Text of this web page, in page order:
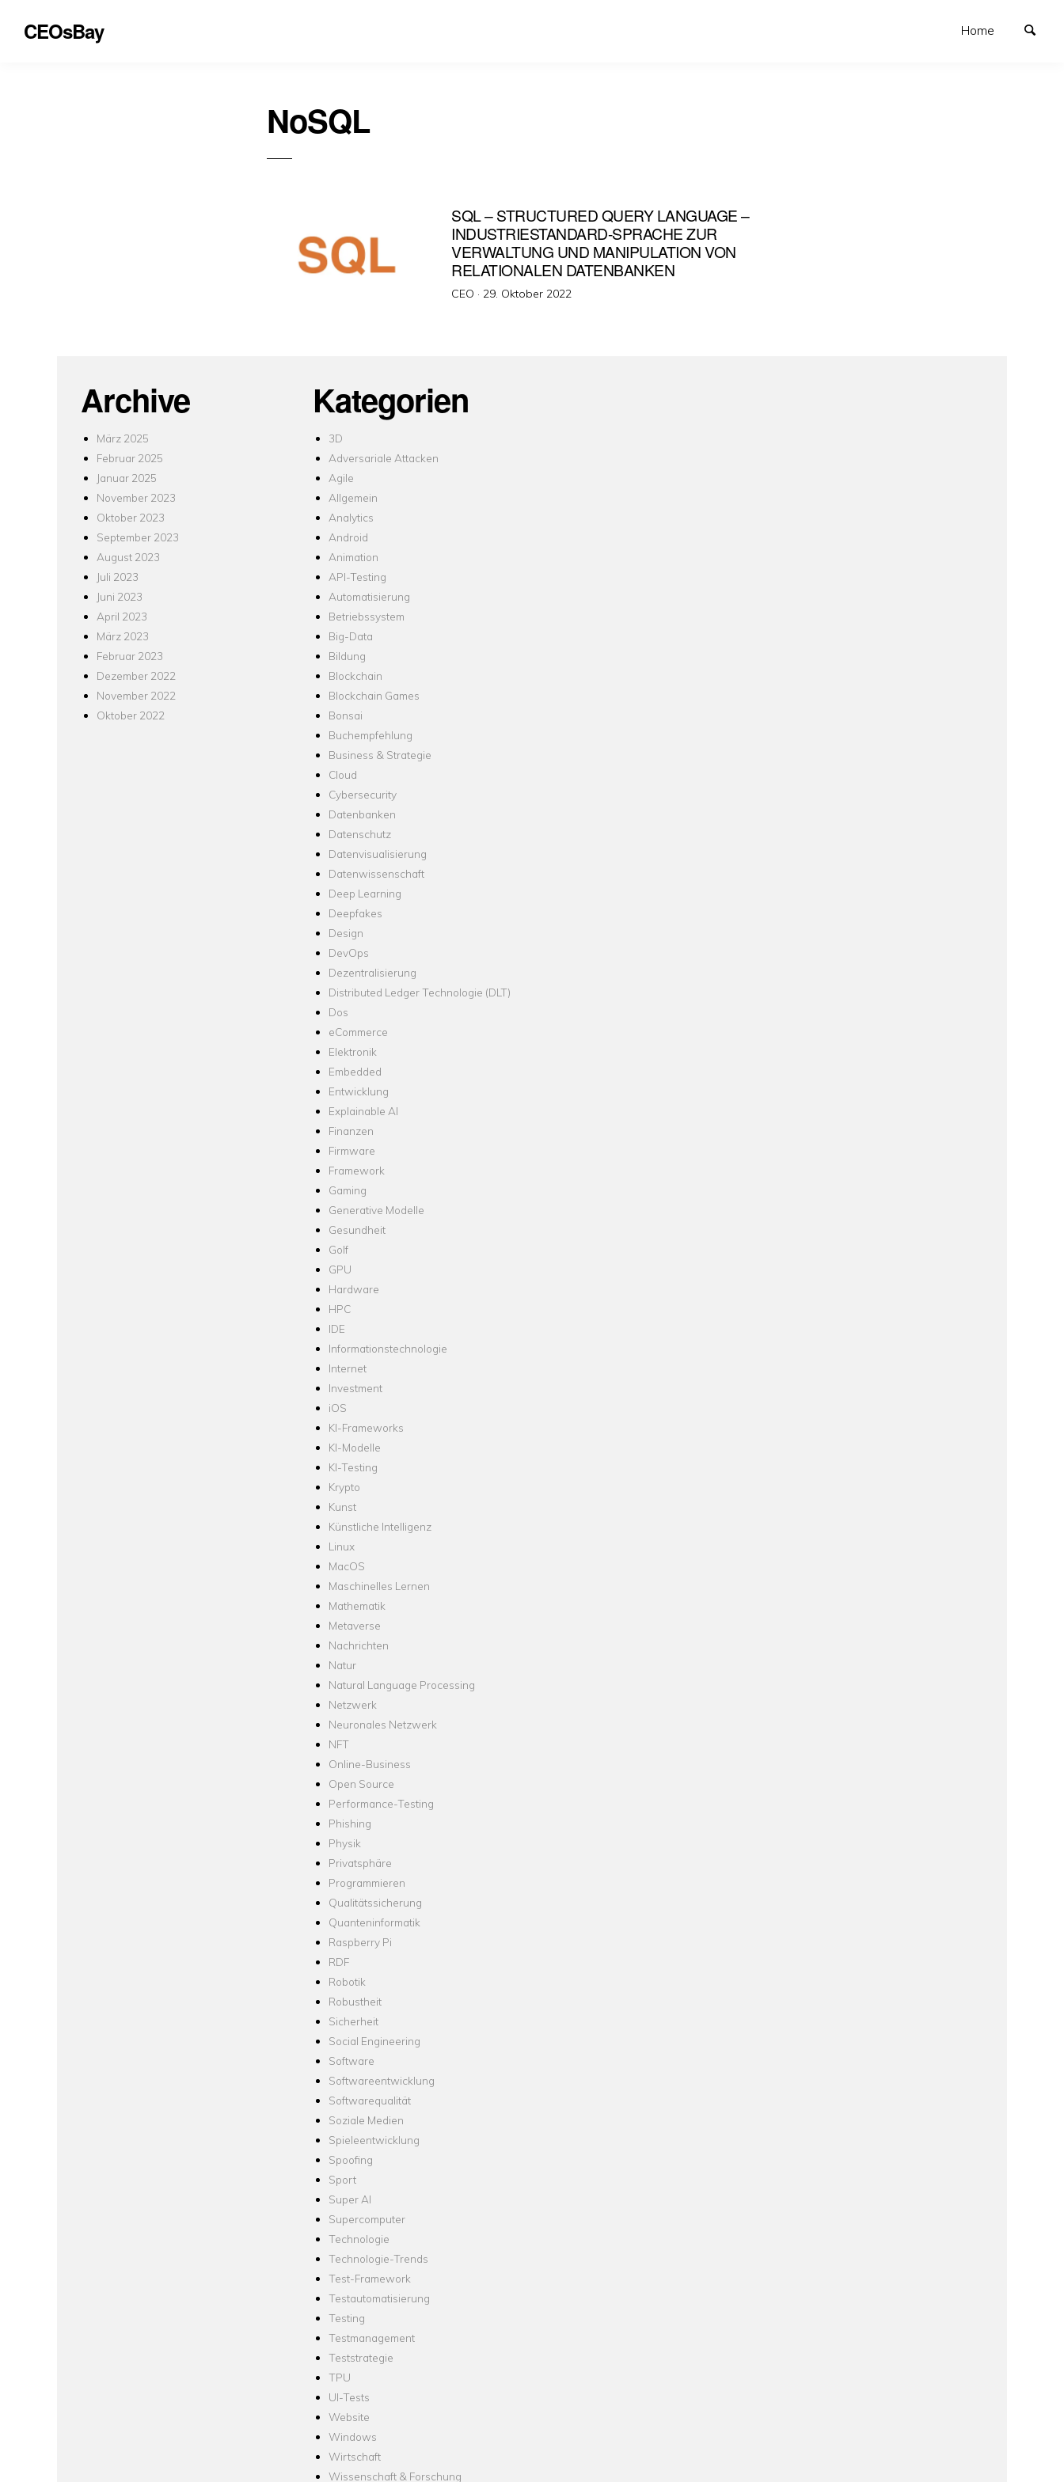
CEOsBay Home
NoSQL
SQL – STRUCTURED QUERY LANGUAGE –
INDUSTRIESTANDARD-SPRACHE ZUR
VERWALTUNG UND MANIPULATION VON
RELATIONALEN DATENBANKEN
CEO · Veröffentlicht
29. Oktober 2022
Archive
März 2025
Februar 2025
Januar 2025
November 2023
Oktober 2023
September 2023
August 2023
Juli 2023
Juni 2023
April 2023
März 2023
Februar 2023
Dezember 2022
November 2022
Oktober 2022
Kategorien
3D
Adversariale Attacken
Agile
Allgemein
Analytics
Android
Animation
API-Testing
Automatisierung
Betriebssystem
Big-Data
Bildung
Blockchain
Blockchain Games
Bonsai
Buchempfehlung
Business & Strategie
Cloud
Cybersecurity
Datenbanken
Datenschutz
Datenvisualisierung
Datenwissenschaft
Deep Learning
Deepfakes
Design
DevOps
Dezentralisierung
Distributed Ledger Technologie (DLT)
Dos
eCommerce
Elektronik
Embedded
Entwicklung
Explainable AI
Finanzen
Firmware
Framework
Gaming
Generative Modelle
Gesundheit
Golf
GPU
Hardware
HPC
IDE
Informationstechnologie
Internet
Investment
iOS
KI-Frameworks
KI-Modelle
KI-Testing
Krypto
Kunst
Künstliche Intelligenz
Linux
MacOS
Maschinelles Lernen
Mathematik
Metaverse
Nachrichten
Natur
Natural Language Processing
Netzwerk
Neuronales Netzwerk
NFT
Online-Business
Open Source
Performance-Testing
Phishing
Physik
Privatsphäre
Programmieren
Qualitätssicherung
Quanteninformatik
Raspberry Pi
RDF
Robotik
Robustheit
Sicherheit
Social Engineering
Software
Softwareentwicklung
Softwarequalität
Soziale Medien
Spieleentwicklung
Spoofing
Sport
Super AI
Supercomputer
Technologie
Technologie-Trends
Test-Framework
Testautomatisierung
Testing
Testmanagement
Teststrategie
TPU
UI-Tests
Website
Windows
Wirtschaft
Wissenschaft & Forschung